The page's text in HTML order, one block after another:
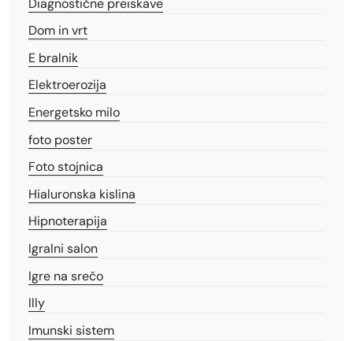
Dom in vrt
E bralnik
Elektroerozija
Energetsko milo
foto poster
Foto stojnica
Hialuronska kislina
Hipnoterapija
Igralni salon
Igre na srečo
Illy
Imunski sistem